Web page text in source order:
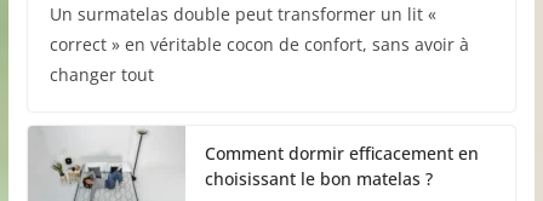
Un surmatelas double peut transformer un lit «
correct » en véritable cocon de confort, sans avoir à
changer tout
Comment dormir efficacement en
choisissant le bon matelas ?